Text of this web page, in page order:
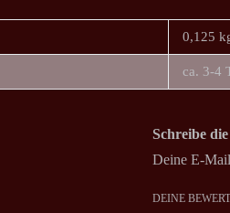
0,125
ca. 3-4
Schreibe
Deine E-
DEINE